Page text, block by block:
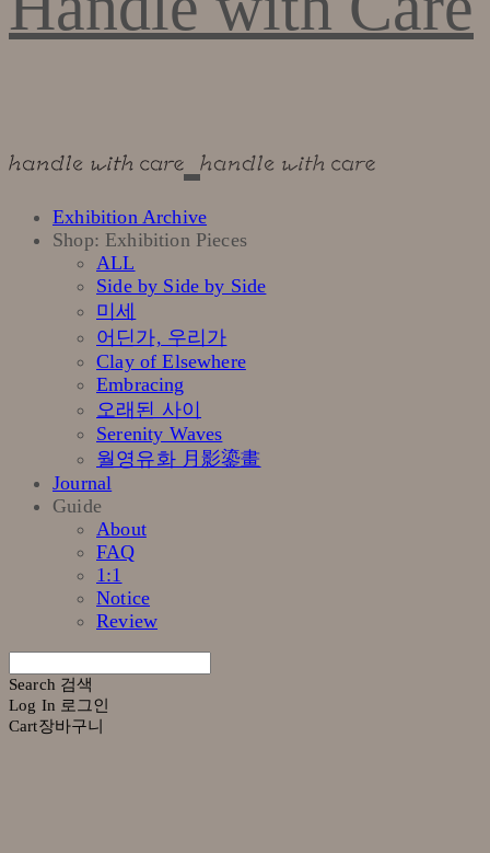
Exhibition Archive
Shop: Exhibition Pieces
ALL
Side by Side by Side
미세
어딘가, 우리가
Clay of Elsewhere
Embracing
오래된 사이
Serenity Waves
월영유화 月影鎏畫
Journal
Guide
About
FAQ
1:1
Notice
Review
Search 검색
Log In 로그인
Cart장바구니